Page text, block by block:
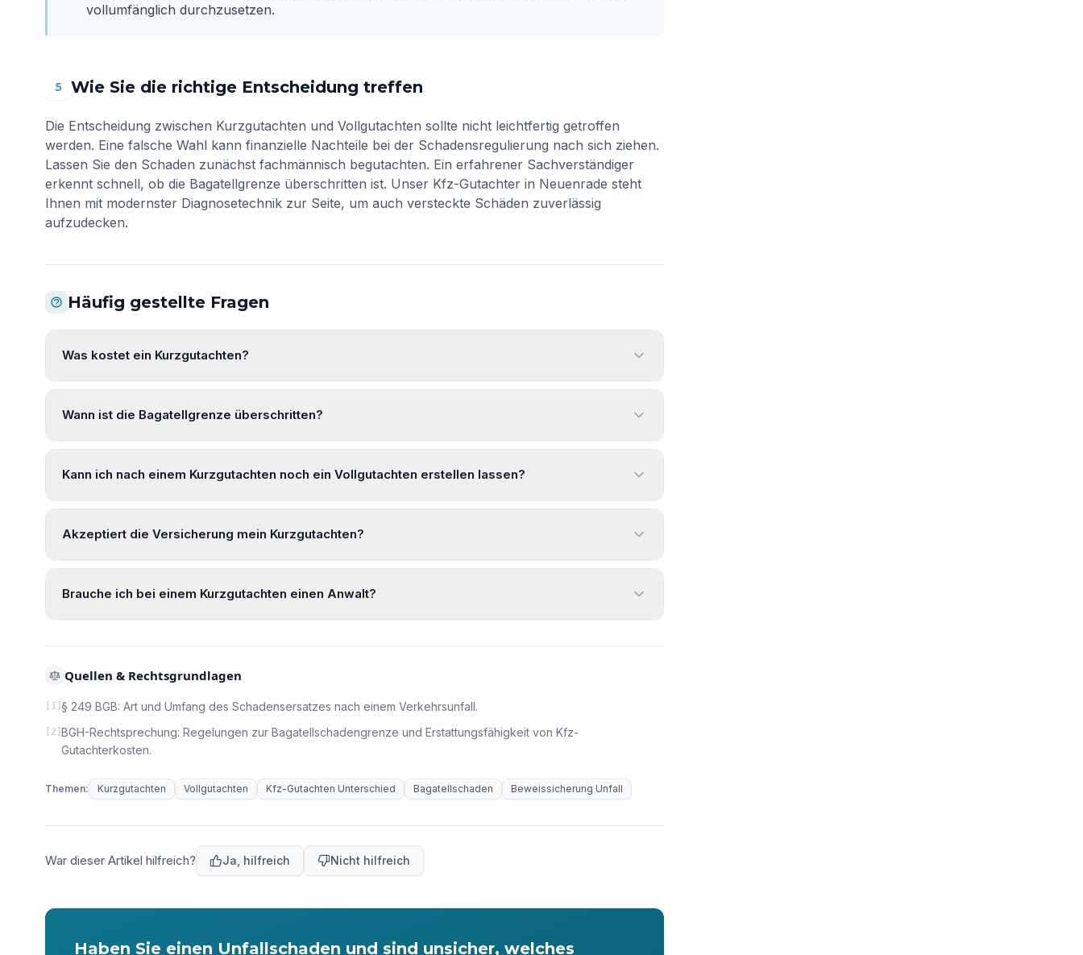
vollumfänglich durchzusetzen.
5 Wie Sie die richtige Entscheidung treffen
Die Entscheidung zwischen Kurzgutachten und Vollgutachten sollte nicht leichtfertig getroffen
werden. Eine falsche Wahl kann finanzielle Nachteile bei der Schadensregulierung nach sich ziehen.
Lassen Sie den Schaden zunächst fachmännisch begutachten. Ein erfahrener Sachverständiger
erkennt schnell, ob die Bagatellgrenze überschritten ist. Unser Kfz-Gutachter in Neuenrade steht
Ihnen mit modernster Diagnosetechnik zur Seite, um auch versteckte Schäden zuverlässig
aufzudecken.
Häufig gestellte Fragen
Was kostet ein Kurzgutachten?
Wann ist die Bagatellgrenze überschritten?
Kann ich nach einem Kurzgutachten noch ein Vollgutachten erstellen lassen?
Akzeptiert die Versicherung mein Kurzgutachten?
Brauche ich bei einem Kurzgutachten einen Anwalt?
Quellen & Rechtsgrundlagen
1 § 249 BGB: Art und Umfang des Schadensersatzes nach einem Verkehrsunfall.
2 BGH-Rechtsprechung: Regelungen zur Bagatellschadengrenze und Erstattungsfähigkeit von Kfz-
Gutachterkosten.
Themen: Kurzgutachten Vollgutachten Kfz-Gutachten Unterschied Bagatellschaden Beweissicherung Unfall
War dieser Artikel hilfreich? Ja, hilfreich Nicht hilfreich
Haben Sie einen Unfallschaden und sind unsicher, welches